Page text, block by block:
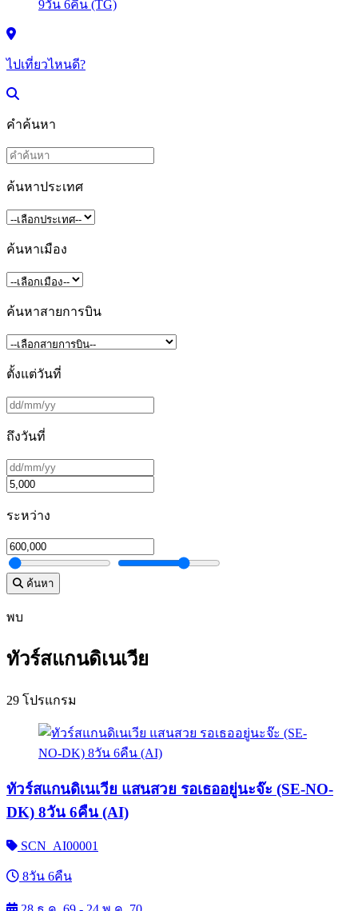
ไปเที่ยวไหนดี?
คำค้นหา
ค้นหาประเทศ
ค้นหาเมือง
ค้นหาสายการบิน
ตั้งแต่วันที่
ถึงวันที่
ระหว่าง
ค้นหา
พบ
ทัวร์สแกนดิเนเวีย
29 โปรแกรม
ทัวร์สแกนดิเนเวีย แสนสวย รอเธออยู่นะจ๊ะ (SE-NO-
DK) 8วัน 6คืน (AI)
SCN_AI00001
8วัน 6คืน